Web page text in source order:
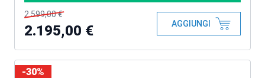
2.599,00 €
2.195,00 € AGGIUNGI
-30%